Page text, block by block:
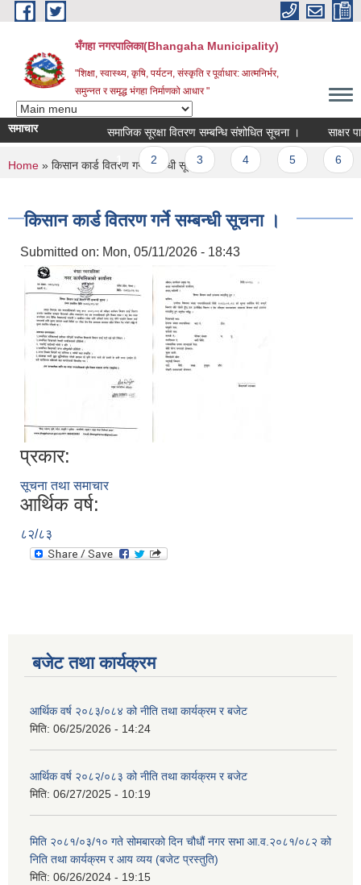
Skip to main content
भँगहा नगरपालिका(Bhangaha Municipality)
"शिक्षा, स्वास्थ्य, कृषि, पर्यटन, संस्कृति र पूर्वाधार: आत्मनिर्भर,
समुन्नत र समृद्ध भंगहा निर्माणको आधार "
समाचार समाजिक सूरक्षा वितरण सम्बन्धि संशोधित सूचना । साक्षर
Pages
1 2 3
You are here
Home » किसान कार्ड वितरण गर्ने सम्बन्धी सूचना ।
किसान कार्ड वितरण गर्ने सम्बन्धी सूचना ।
Submitted on: Mon, 05/11/2026 - 18:43
प्रकार:
सूचना तथा समाचार
आर्थिक वर्ष:
८२/८३
बजेट तथा कार्यक्रम
आर्थिक वर्ष २०८३/०८४ को नीति तथा कार्यक्रम र बजेट
मिति: 06/25/2026 - 14:24
आर्थिक वर्ष २०८२/०८३ को नीति तथा कार्यक्रम र बजेट
मिति: 06/27/2025 - 10:19
मिति २०८१/०३/१० गते सोमबारको दिन चौधौं नगर सभा आ.व.२०८१/०८२ को
निति तथा कार्यक्रम र आय व्यय (बजेट प्रस्तुति)
मिति: 06/26/2024 - 19:15